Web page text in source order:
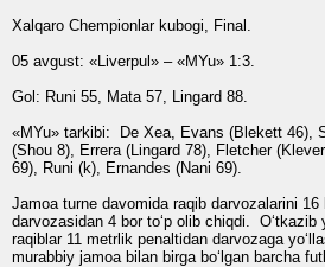
Xalqaro Chempionlar kubogi, Final.
05 avgust: «Liverpul» – «MYu» 1:3.
Gol: Runi 55, Mata 57, Lingard 88.
«MYu» tarkibi:
De Xea, Evans (Blekett 46),
(Shou 8), Errera (Lingard 78), Fletcher
69), Runi (k), Ernandes (Nani 69).
Jamoa turne davomida raqib darvozalarini 16
darvozasidan 4 bor to‘p olib chiqdi. O‘tkazib
raqiblar 11 metrlik penaltidan darvozaga
murabbiy jamoa bilan birga bo‘lgan barcha